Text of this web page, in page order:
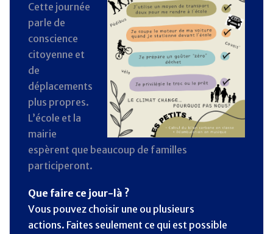
Cette journée
parle de
conscience
citoyenne et
de
déplacements
plus propres.
L’école et la
mairie
espèrent que beaucoup de familles
participeront.
Que faire ce jour-là ?
Vous pouvez choisir une ou plusieurs
actions. Faites seulement ce qui est possible